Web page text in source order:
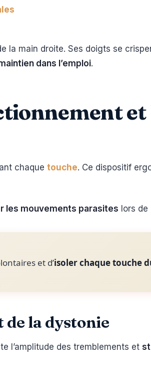
la main droite. Ses doigts se
dans l’emploi.
et
chaque touche. Ce dispositif
les mouvements parasites lors
et d’isoler chaque touche
de la dystonie
l’amplitude des tremblements et